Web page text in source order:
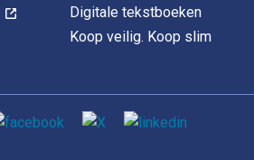
Digitale tekstboeken
Koop veilig. Koop slim